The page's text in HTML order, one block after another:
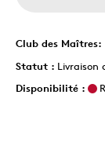
Club des Maîtres:
Statut : Livraison
Disponibilité :